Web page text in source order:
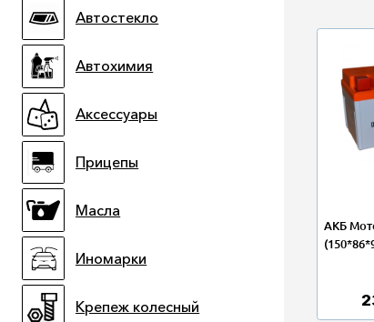
Автостекло
Автохимия
Аксессуары
Прицепы
Масла
Иномарки
Крепеж колесный
АКБ